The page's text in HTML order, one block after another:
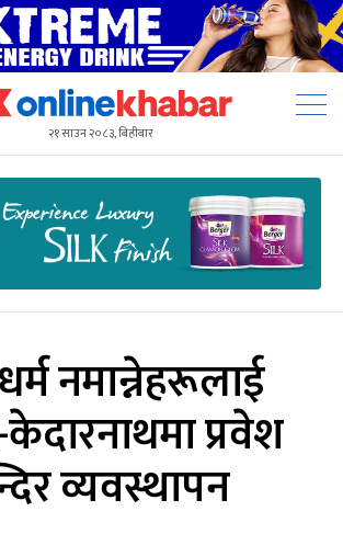
२१ साउन २०८३, बिहीबार
नमान्नेहरूलाई
केदारनाथमा प्रवेश
व्यवस्थापन